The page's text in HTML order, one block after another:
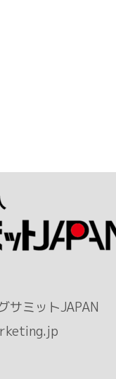
サミットJAPAN